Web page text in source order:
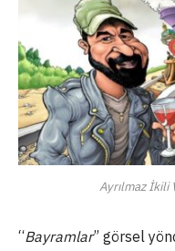
Ayrılmaz İkili
“Bayramlar” görsel